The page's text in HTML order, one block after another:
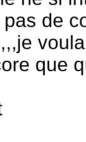
de
que